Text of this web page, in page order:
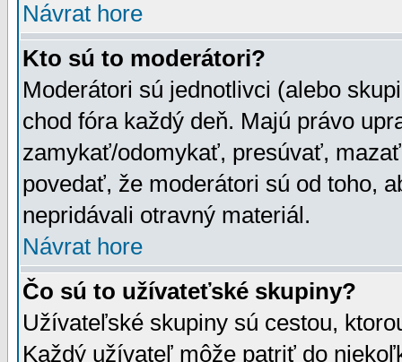
Návrat hore
Kto sú to moderátori?
Moderátori sú jednotlivci (alebo
chod fóra každý deň. Majú právo
zamykať/odomykať, presúvať,
povedať, že moderátori sú od toho,
nepridávali otravný materiál.
Návrat hore
Čo sú to užívateťské skupiny?
Užívateľské skupiny sú cestou,
Každý užívateľ môže patriť do